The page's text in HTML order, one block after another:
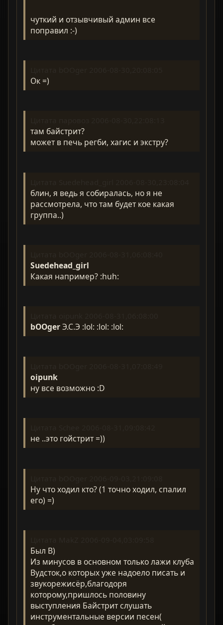
чуткий и отзывчивый админ все
поправил :-)
Ок =)
там байстрит?
может в печь регби, хагис и экстру?
блин, я ведь я собиралась, но я не
рассмотрела, что там будет кое какая
группа..)
Suedehead_girl
Какая например? :huh:
bOOgerЭ.С.Э :lol: :lol: :lol:
oipunk
ну все возможно :D
не ..это гойстрит =))
Ну что ходил кто? (1 точно ходил, спалил
его) =)
Был B)
Из минусов в основном только лажи клуба
Вудсток,о которых уже надоело писать и
звукорежисёр,благодоря
которому,пришлось половину
выступления Байстрит слушать
инструментальные версии песен(